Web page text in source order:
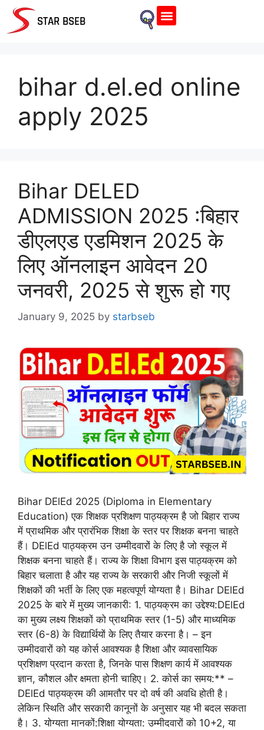
STAR BSEB
bihar d.el.ed online
apply 2025
Bihar DELED
ADMISSION 2025 :बिहार
डीएलएड एडमिशन 2025 के
लिए ऑनलाइन आवेदन 20
जनवरी, 2025 से शुरू हो गए
January 9, 2025 by starbseb
Bihar DElEd 2025 (Diploma in Elementary
Education) एक शिक्षक प्रशिक्षण पाठ्यक्रम है जो बिहार राज्य
में प्राथमिक और प्रारंभिक शिक्षा के स्तर पर शिक्षक बनना चाहते
हैं। DElEd पाठ्यक्रम उन उम्मीदवारों के लिए है जो स्कूल में
शिक्षक बनना चाहते हैं। राज्य के शिक्षा विभाग इस पाठ्यक्रम को
बिहार चलाता है और यह राज्य के सरकारी और निजी स्कूलों में
शिक्षकों की भर्ती के लिए एक महत्वपूर्ण योग्यता है। Bihar DElEd
2025 के बारे में मुख्य जानकारी: 1. पाठ्यक्रम का उद्देश्य:DElEd
का मुख्य लक्ष्य शिक्षकों को प्राथमिक स्तर (1-5) और माध्यमिक
स्तर (6-8) के विद्यार्थियों के लिए तैयार करना है। – इन
उम्मीदवारों को यह कोर्स आवश्यक है शिक्षा और व्यावसायिक
प्रशिक्षण प्रदान करता है, जिनके पास शिक्षण कार्य में आवश्यक
ज्ञान, कौशल और क्षमता होनी चाहिए। 2. कोर्स का समय:** –
DElEd पाठ्यक्रम की आमतौर पर दो वर्ष की अवधि होती है।
लेकिन स्थिति और सरकारी कानूनों के अनुसार यह भी बदल सकता
है। 3. योग्यता मानकों:शिक्षा योग्यता: उम्मीदवारों को 10+2, या